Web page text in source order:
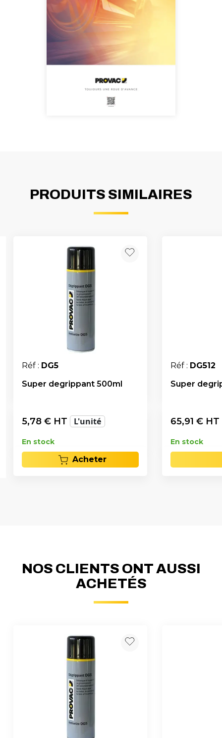
PRODUITS SIMILAIRES
Réf : DG5
Super degrippant 500ml
5,78 € HT L'unité
En stock
Acheter
Réf : DG512
Super
65,91 € HT
En stock
NOS CLIENTS ONT AUSSI
ACHETÉS